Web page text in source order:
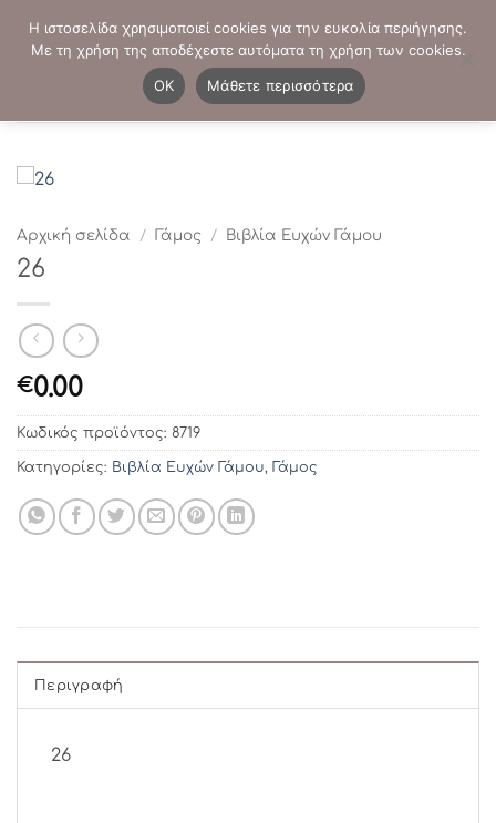
στο
ΤΗΛΕΦΩΝΙΚΕΣ ΠΑΡΑΓΓΕΛΙΕΣ: - 2103821941
Αρχική σελίδα / Γάμος / Βιβλία Ευχών Γάμου
26
€0.00
Κωδικός προϊόντος: 8719
Κατηγορίες: Βιβλία Ευχών Γάμου, Γάμος
Περιγραφή
26
Η ιστοσελίδα χρησιμοποιεί cookies για την ευκολία περιήγησης.
Με τη χρήση της αποδέχεστε αυτόματα τη χρήση των cookies.
OK
Μάθετε περισσότερα